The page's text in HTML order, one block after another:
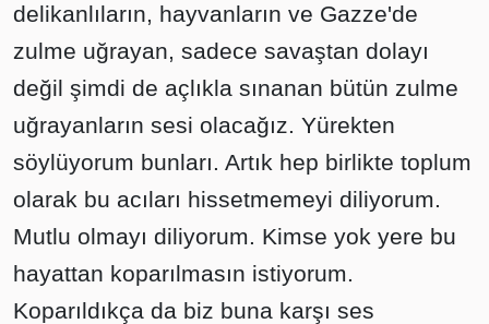
delikanlıların, hayvanların ve Gazze'de
zulme uğrayan, sadece savaştan dolayı
değil şimdi de açlıkla sınanan bütün zulme
uğrayanların sesi olacağız. Yürekten
söylüyorum bunları. Artık hep birlikte toplum
olarak bu acıları hissetmemeyi diliyorum.
Mutlu olmayı diliyorum. Kimse yok yere bu
hayattan koparılmasın istiyorum.
Koparıldıkça da biz buna karşı ses